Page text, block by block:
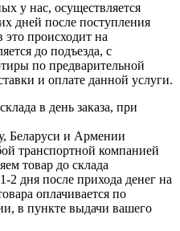
у нас, осуществляется
дней после поступления
происходит на
до подъезда, с
по предварительной
и оплате данной услуги.
в день заказа, при
Беларуси и Армении
транспортной компанией
товар до склада
2 дня после прихода денег на
оплачивается по
в пункте выдачи вашего